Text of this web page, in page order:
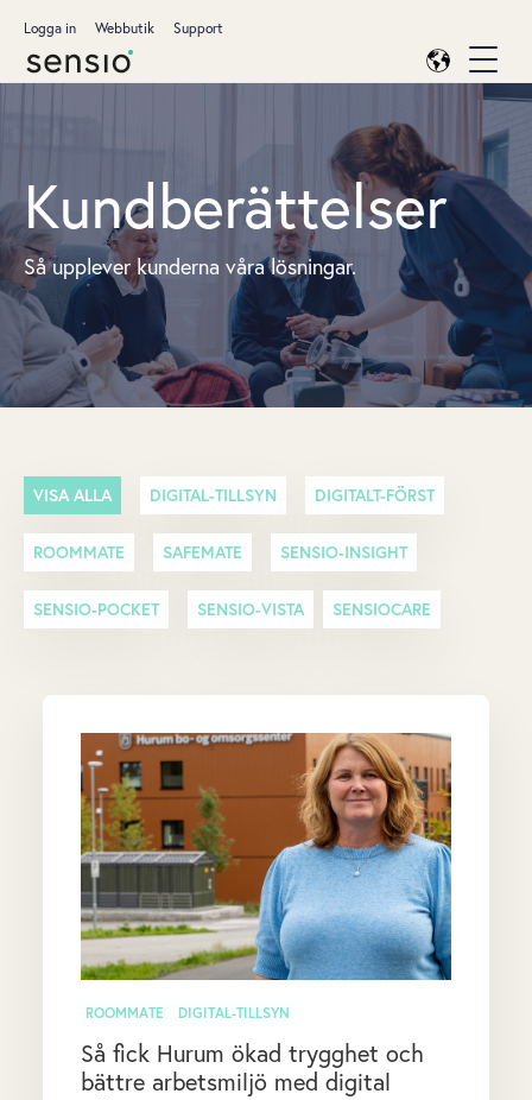
Logga in Webbutik Support
Kundberättelser
Så upplever kunderna våra lösningar.
VISA ALLA DIGITAL-TILLSYN DIGITALT-FÖRST
ROOMMATE SAFEMATE SENSIO-INSIGHT
SENSIO-POCKET SENSIO-VISTA SENSIOCARE
ROOMMATE DIGITAL-TILLSYN
Så fick Hurum ökad trygghet och
bättre arbetsmiljö med digital